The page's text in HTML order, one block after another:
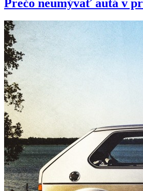
Prečo neumývať autá v